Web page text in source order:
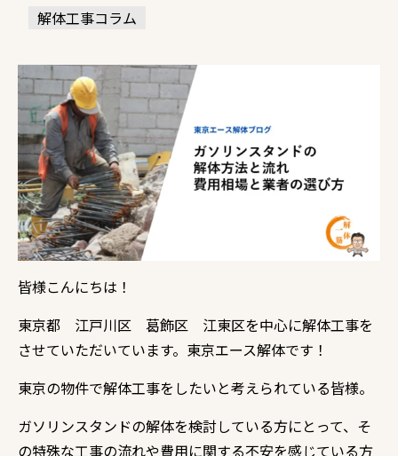
解体工事コラム
皆様こんにちは！
東京都 江戸川区 葛飾区 江東区を中心に解体工事を
させていただいています。東京エース解体です！
東京の物件で解体工事をしたいと考えられている皆様。
ガソリンスタンドの解体を検討している方にとって、そ
の特殊な工事の流れや費用に関する不安を感じている方